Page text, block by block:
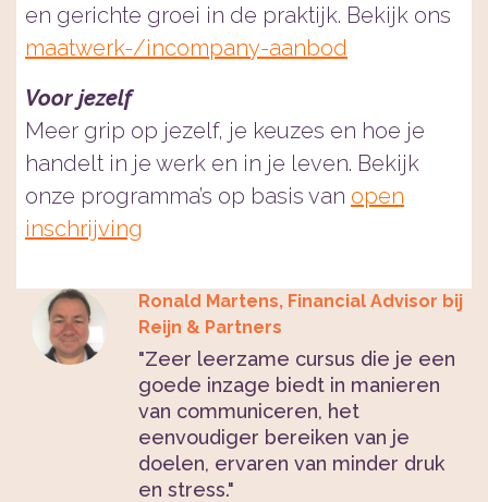
en gerichte groei in de praktijk. Bekijk ons
maatwerk-/incompany-aanbod
Voor jezelf
Meer grip op jezelf, je keuzes en hoe je
handelt in je werk en in je leven. Bekijk
onze programma’s op basis van open
inschrijving
Ronald Martens, Financial Advisor bij
Reijn & Partners
"Zeer leerzame cursus die je een
goede inzage biedt in manieren
van communiceren, het
eenvoudiger bereiken van je
doelen, ervaren van minder druk
en stress."